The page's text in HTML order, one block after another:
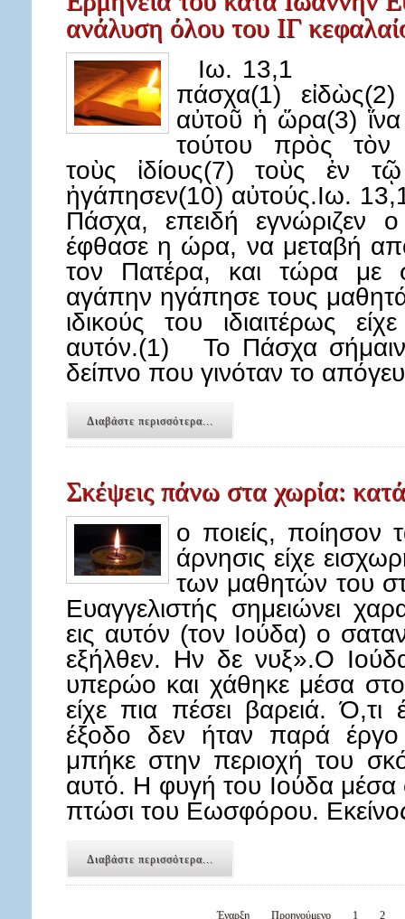
ανάλυση όλου του ΙΓ
Ιω. 13,1 Πρό
πάσχα(1)
αὐτοῦ ἡ ὥρα(3)
τούτου πρὸς τὸν
τοὺς ἰδίους(7) τοὺς ἐν
ἠγάπησεν(10) αὐτούς.Ιω.
Πάσχα, επειδή εγνώριζεν
έφθασε η ώρα, να μεταβή
τον Πατέρα, και τώρα με
αγάπην ηγάπησε τους
ιδικούς του ιδιαιτέρως
αυτόν.(1) Το Πάσχα
δείπνο που γινόταν το
Διαβάστε περισσότερα...
Σκέψεις πάνω στα χωρία:
ο ποιείς, ποίησον
άρνησις είχε
των μαθητών του
Ευαγγελιστής σημειώνει
εις αυτόν (τον Ιούδα) ο
εξήλθεν. Ην δε νυξ».Ο
υπερώο και χάθηκε μέσα
είχε πια πέσει βαρειά.
έξοδο δεν ήταν παρά
μπήκε στην περιοχή του
αυτό. Η φυγή του Ιούδα μέσα
πτώσι του Εωσφόρου.
Διαβάστε περισσότερα...
Έναρξη Προηγούμενο 1 2